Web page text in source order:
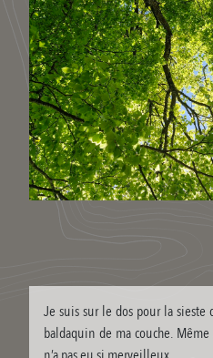
Je suis sur le dos pour la sieste
baldaquin de ma couche.